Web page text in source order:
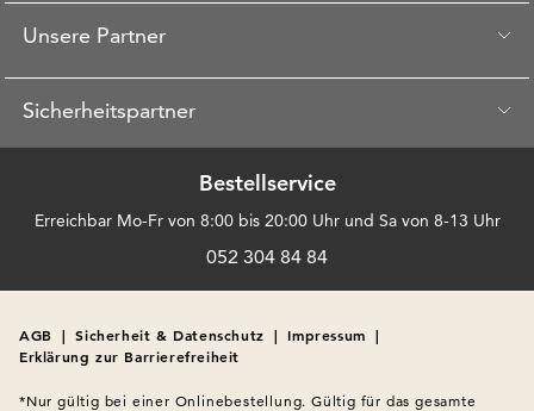
Unsere Partner
Sicherheitspartner
Bestellservice
Erreichbar Mo-Fr von 8:00 bis 20:00 Uhr und Sa von 8-13 Uhr
052 304 84 84
AGB | Sicherheit & Datenschutz | Impressum |
Erklärung zur Barrierefreiheit
*Nur gültig bei einer Onlinebestellung. Gültig für das gesamte